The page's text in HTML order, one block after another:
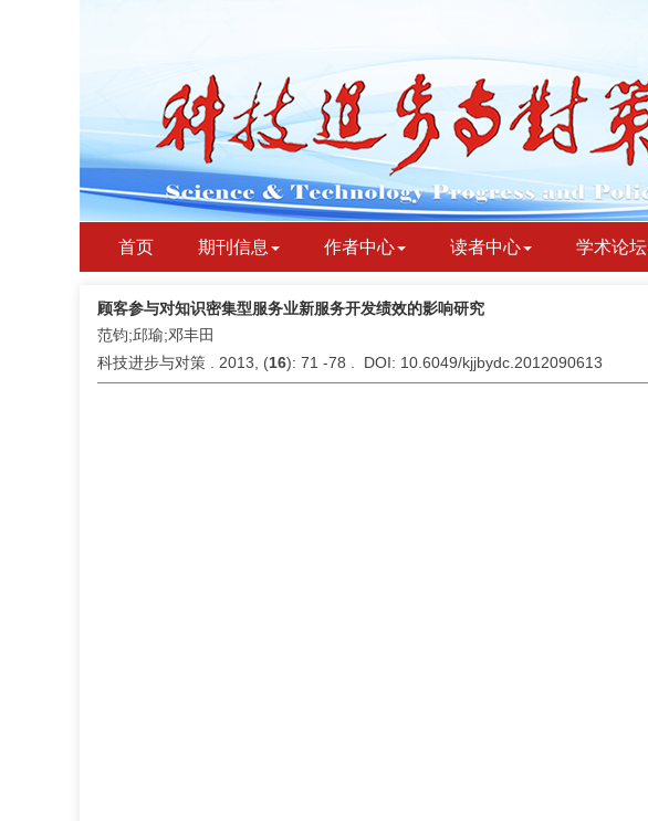
首页 期刊信息 作者中心 读者中心 学术论坛
顾客参与对知识密集型服务业新服务开发绩效的影响研究
范钧;邱瑜;邓丰田
科技进步与对策 . 2013, (16): 71 -78 . DOI: 10.6049/kjjbydc.2012090613